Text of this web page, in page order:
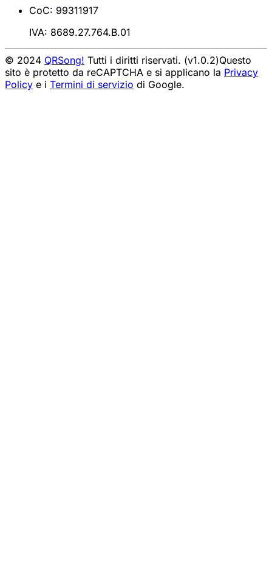
CoC: 99311917
IVA: 8689.27.764.B.01
© 2024 QRSong! Tutti i diritti riservati. (v1.0.2)Questo
sito è protetto da reCAPTCHA e si applicano la Privacy
Policy e i Termini di servizio di Google.